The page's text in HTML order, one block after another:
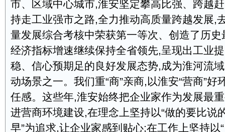
市、区域中心城市,淮安坚定攀高比强、跨越
持走工业强市之路,全力推动高质量跨越发展,
量发展综合考核中荣获第一等次、创造了历
经济指标增速继续保持全省领先,呈现出工业
稳、信心预期足的良好发展态势,成为淮河流
动场景之一。我们重“商”亲商,以淮安“营商”好
任感。这些年,淮安始终把企业家作为发展最
进营商环境建设,在理念上坚持以“做的要比说
早”为追求,让企业家感到贴心;在工作上坚持以